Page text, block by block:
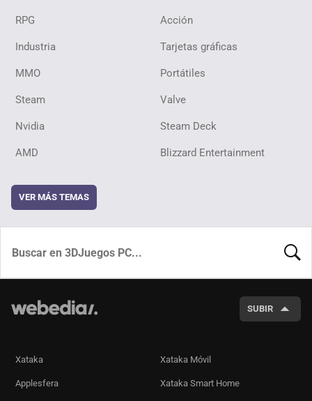
RPG Acción
Industria Tarjetas gráficas
MMO Portátiles
Steam Valve
Nvidia Steam Deck
AMD Blizzard Entertainment
VER MÁS TEMAS
SUBIR
Xataka Xataka Móvil
Applesfera Xataka Smart Home